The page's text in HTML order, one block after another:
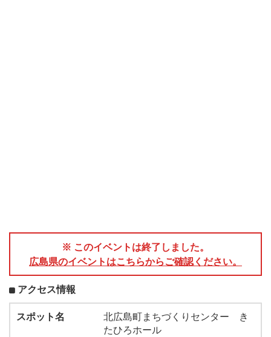
※ このイベントは終了しました。
広島県のイベントはこちらからご確認ください。
アクセス情報
スポット名
北広島町まちづくりセンター き
たひろホール